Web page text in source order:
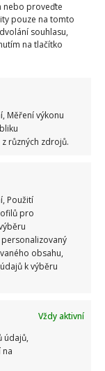
nebo proveďte
pouze na tomto
souhlasu,
na tlačítko
Měření výkonu
různých zdrojů.
Použití
pro
obsahu,
k výběru
Vždy aktivní
údajů,
na
o